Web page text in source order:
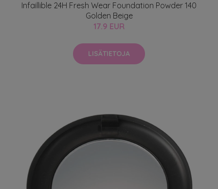
Infaillible 24H Fresh Wear Foundation Powder 140
Golden Beige
17.9 EUR
LISÄTIETOJA